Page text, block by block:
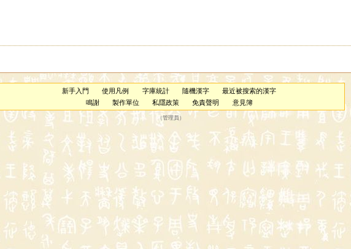
新手入門 使用凡例 字庫統計 隨機漢字
最近被搜索的漢字
鳴謝
製作單位 私隱政策 免責聲明 意見簿
（管理員 ）